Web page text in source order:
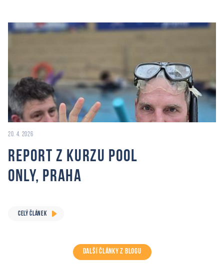
20. 4. 2026
Report z Kurzu Pool
Only, Praha
CELÝ ČLÁNEK
DALŠÍ ČLÁNKY Z BLOGU